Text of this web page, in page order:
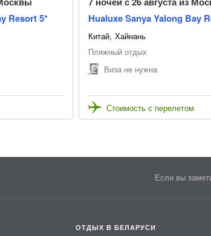
Resort 5*
Hualuxe Sanya Yalong Bay
Китай Хайнань
Пляжный отдых
Виза не нужна
Стоимость с перелетом
Если вы
ОТДЫХ В БЕЛАРУСИ